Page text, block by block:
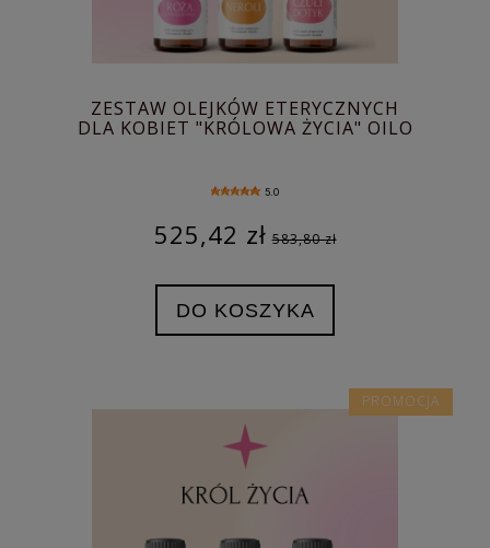
ZESTAW OLEJKÓW ETERYCZNYCH
DLA KOBIET "KRÓLOWA ŻYCIA" OILO
5.0
525,42 zł 583,80 zł
DO KOSZYKA
PROMOCJA